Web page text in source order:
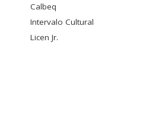
Calbeq
Intervalo Cultural
Licen Jr.